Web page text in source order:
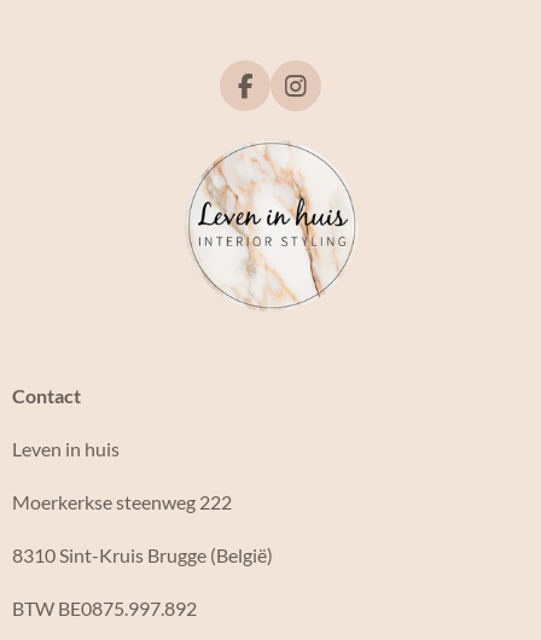
F
a
c
e
b
o
o
k
I
n
s
t
a
g
r
Contact
Leven in huis
Moerkerkse steenweg 222
8310 Sint-Kruis Brugge (België)
BTW BE0875.997.892